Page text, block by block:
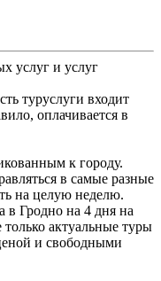
услуг и услуг
туруслуги входит
оплачивается в
к городу.
в самые разные
на целую неделю.
в Гродно на 4 дня на
актуальные туры
и свободными